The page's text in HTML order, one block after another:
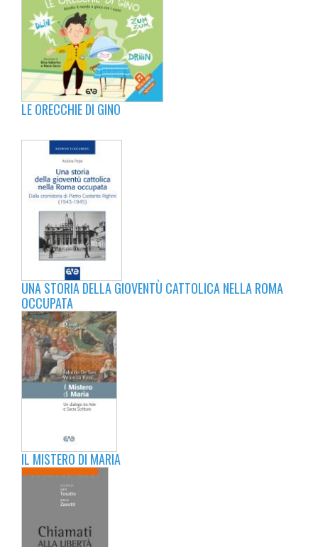
LE ORECCHIE DI GINO
UNA STORIA DELLA GIOVENTÙ CATTOLICA NELLA ROMA
OCCUPATA
IL MISTERO DI MARIA